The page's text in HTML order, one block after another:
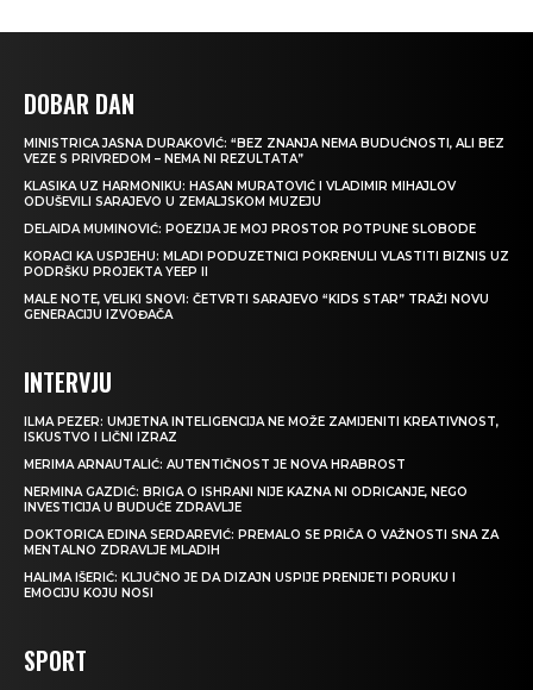
DOBAR DAN
MINISTRICA JASNA DURAKOVIĆ: “BEZ ZNANJA NEMA BUDUĆNOSTI, ALI BEZ
VEZE S PRIVREDOM – NEMA NI REZULTATA”
KLASIKA UZ HARMONIKU: HASAN MURATOVIĆ I VLADIMIR MIHAJLOV
ODUŠEVILI SARAJEVO U ZEMALJSKOM MUZEJU
DELAIDA MUMINOVIĆ: POEZIJA JE MOJ PROSTOR POTPUNE SLOBODE
KORACI KA USPJEHU: MLADI PODUZETNICI POKRENULI VLASTITI BIZNIS UZ
PODRŠKU PROJEKTA YEEP II
MALE NOTE, VELIKI SNOVI: ČETVRTI SARAJEVO “KIDS STAR” TRAŽI NOVU
GENERACIJU IZVOĐAČA
INTERVJU
ILMA PEZER: UMJETNA INTELIGENCIJA NE MOŽE ZAMIJENITI KREATIVNOST,
ISKUSTVO I LIČNI IZRAZ
MERIMA ARNAUTALIĆ: AUTENTIČNOST JE NOVA HRABROST
NERMINA GAZDIĆ: BRIGA O ISHRANI NIJE KAZNA NI ODRICANJE, NEGO
INVESTICIJA U BUDUĆE ZDRAVLJE
DOKTORICA EDINA SERDAREVIĆ: PREMALO SE PRIČA O VAŽNOSTI SNA ZA
MENTALNO ZDRAVLJE MLADIH
HALIMA IŠERIĆ: KLJUČNO JE DA DIZAJN USPIJE PRENIJETI PORUKU I
EMOCIJU KOJU NOSI
SPORT